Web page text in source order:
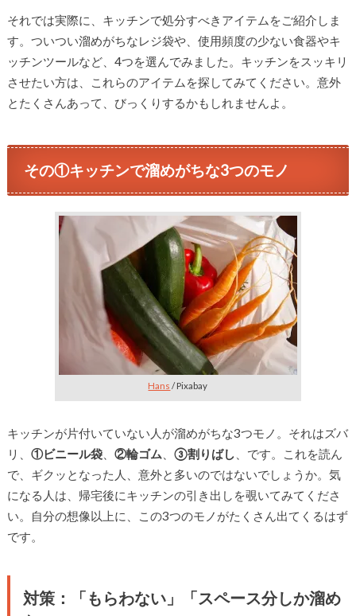
それでは実際に、キッチンで処分すべきアイテムをご紹介しま
す。ついつい溜めがちなレジ袋や、使用頻度の少ない食器やキ
ッチンツールなど、4つを選んでみました。キッチンをスッキリ
させたい方は、これらのアイテムを探してみてください。意外
とたくさんあって、びっくりするかもしれませんよ。
その①キッチンで溜めがちな3つのモノ
Hans / Pixabay
キッチンが片付いていない人が溜めがちな3つモノ。それはズバ
リ、 ①ビニール袋、 ②輪ゴム ③割りばし 、です。これを読ん
で、ギクッとなった人、意外と多いのではないでしょうか。気
になる人は、帰宅後にキッチンの引き出しを覗いてみてくださ
い。自分の想像以上に、この3つのモノがたくさん出てくるはず
です。
対策：「もらわない」「スペース分しか溜め